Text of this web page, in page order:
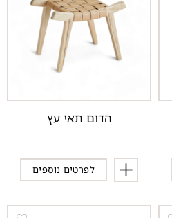
הדום תאי עץ
לפרטים נוספים